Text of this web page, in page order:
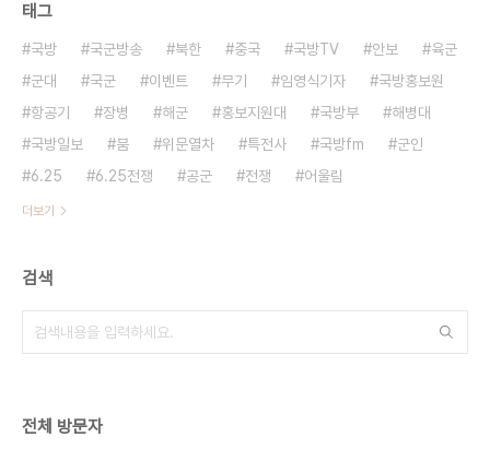
태그
국방 국군방송 북한 중국 국방TV 안보
육군
군대
국군 이벤트 무기 임영식기자
국방홍보원
항공기
장병 해군 홍보지원대 국방부
해병대
국방일보
붐 위문열차 특전사 국방fm
군인
6.25
6.25전쟁 공군 전쟁 어울림
더보기
검색
전체 방문자